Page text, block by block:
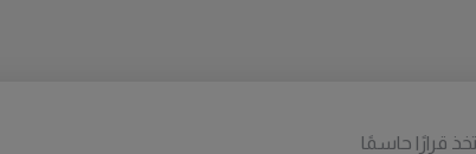
قرارًا حاسمًا